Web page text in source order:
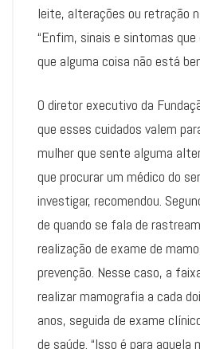
leite, alterações ou retração
“Enfim, sinais e sintomas
que alguma coisa não está
O diretor executivo da
que esses cuidados valem
mulher que sente alguma
que procurar um médico do
investigar, recomendou.
de quando se fala de
realização de exame de
prevenção. Nesse caso, a
realizar mamografia a cada
anos, seguida de exame
de saúde. “Isso é para aquela